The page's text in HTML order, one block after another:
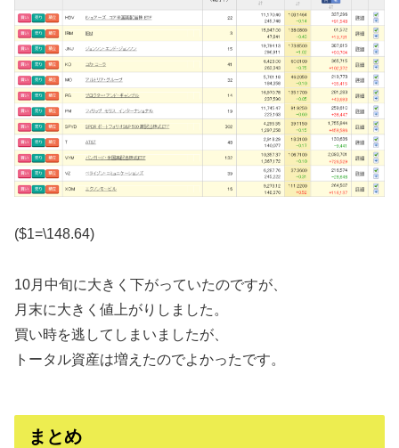
($1=\148.64)
10月中旬に大きく下がっていたのですが、
月末に大きく値上がりしました。
買い時を逃してしまいましたが、
トータル資産は増えたのでよかったです。
まとめ